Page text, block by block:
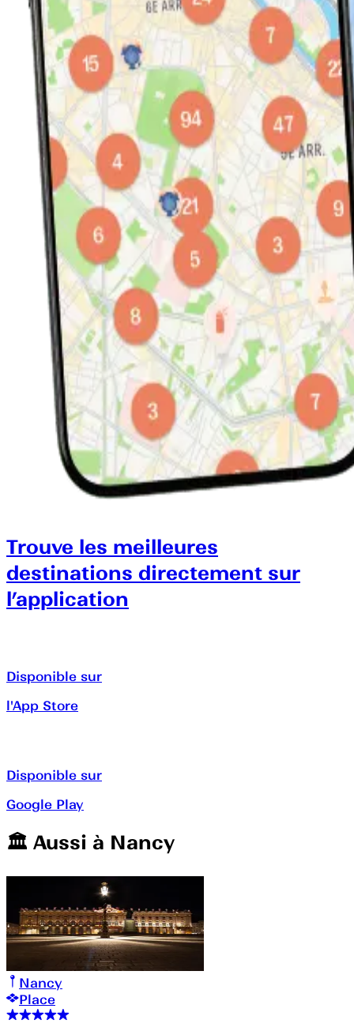
Trouve les meilleures
destinations directement sur
l’application
Disponible sur
l'App Store
Disponible sur
Google Play
🏛️️ Aussi à Nancy
Nancy
Place